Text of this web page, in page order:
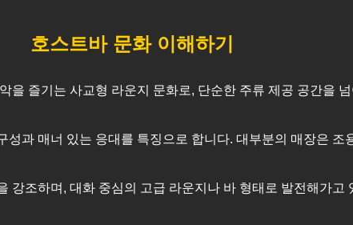
호스트바 문화 이해하기
을 즐기는 사교형 라운지 문화로, 단순한 주류 제공 공간을
과 매너 있는 응대를 특징으로 합니다. 대부분의 매장은
강조하며, 대화 중심의 고급 라운지나 바 형태로 발전해가고